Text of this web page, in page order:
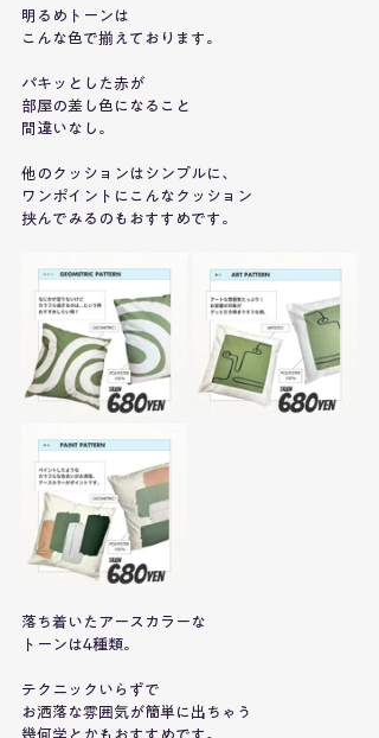
明るめトーンは
こんな色で揃えております。
パキッとした赤が
部屋の差し色になること
間違いなし。
他のクッションはシンプルに、
ワンポイントにこんなクッション
挟んでみるのもおすすめです。
落ち着いたアースカラーな
トーンは4種類。
テクニックいらずで
お洒落な雰囲気が簡単に出ちゃう